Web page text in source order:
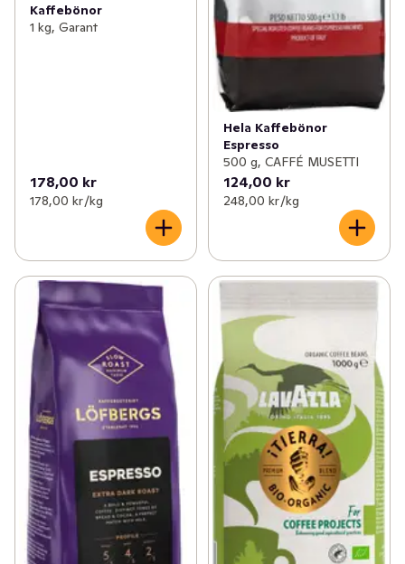
Kaffebönor
1 kg, Garant
178,00 kr
178,00 kr /kg
Hela Kaffebönor
Espresso
500 g, CAFFÉ MUSETTI
124,00 kr
248,00 kr /kg